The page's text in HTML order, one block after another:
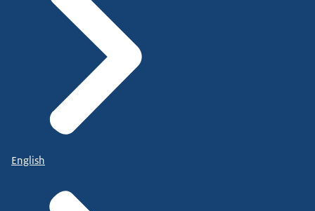
English